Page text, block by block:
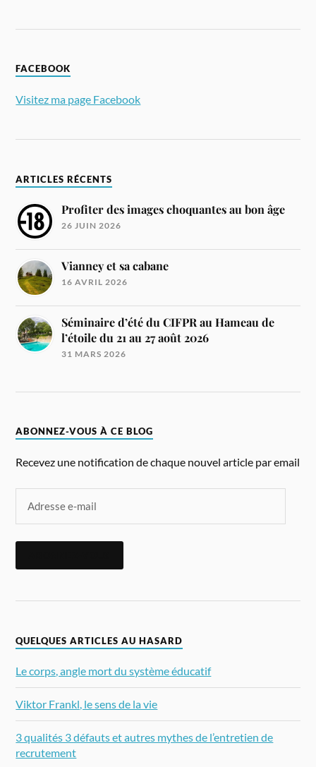
FACEBOOK
Visitez ma page Facebook
ARTICLES RÉCENTS
Profiter des images choquantes au bon âge
26 JUIN 2026
Vianney et sa cabane
16 AVRIL 2026
Séminaire d’été du CIFPR au Hameau de
l’étoile du 21 au 27 août 2026
31 MARS 2026
ABONNEZ-VOUS À CE BLOG
Recevez une notification de chaque nouvel article par email
QUELQUES ARTICLES AU HASARD
Le corps, angle mort du système éducatif
Viktor Frankl, le sens de la vie
3 qualités 3 défauts et autres mythes de l’entretien de
recrutement